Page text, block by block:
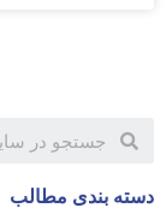
دسته بندی مطالب